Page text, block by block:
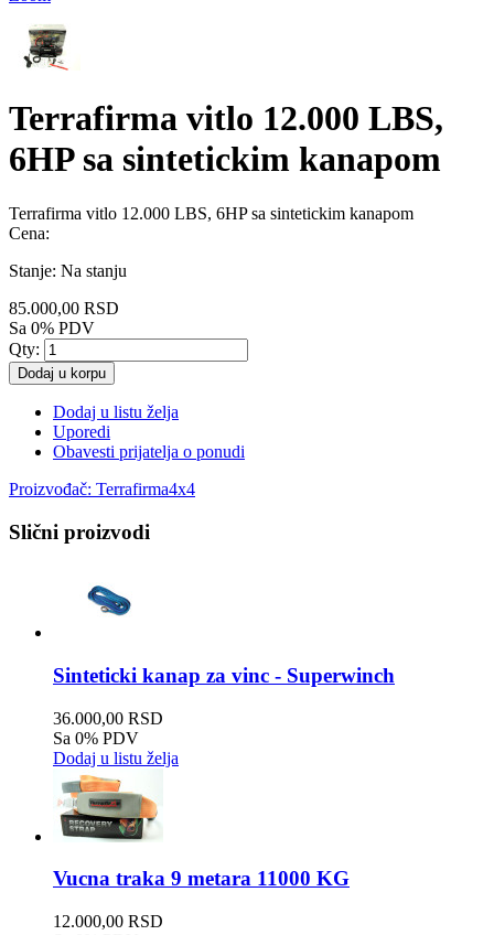
Terrafirma vitlo 12.000 LBS,
6HP sa sintetickim kanapom
Terrafirma vitlo 12.000 LBS, 6HP sa sintetickim kanapom
Cena:
Stanje: Na stanju
85.000,00 RSD
Sa 0% PDV
Qty:
Dodaj u korpu
Dodaj u listu želja
Uporedi
Obavesti prijatelja o ponudi
Proizvođač: Terrafirma4x4
Slični proizvodi
Sinteticki kanap za vinc - Superwinch
36.000,00 RSD
Sa 0% PDV
Dodaj u listu želja
Vucna traka 9 metara 11000 KG
12.000,00 RSD